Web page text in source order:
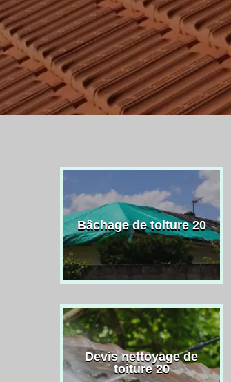
Bâchage de toiture 20
Devis nettoyage de
toiture 20